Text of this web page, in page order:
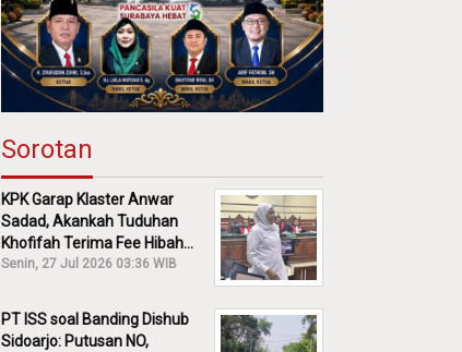
Sorotan
KPK Garap Klaster Anwar
Sadad, Akankah Tuduhan
Khofifah Terima Fee Hibah
30% Diusut?
Senin, 27 Jul 2026 03:36 WIB
PT ISS soal Banding Dishub
Sidoarjo: Putusan NO,